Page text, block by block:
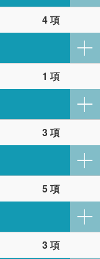
4 項
1 項
3 項
5 項
3 項